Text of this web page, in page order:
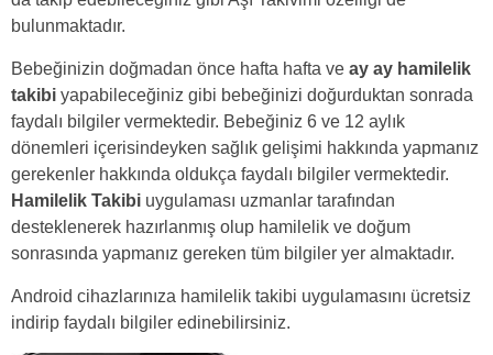
bulunmaktadır.
Bebeğinizin doğmadan önce hafta hafta ve ay ay hamilelik
takibi yapabileceğiniz gibi bebeğinizi doğurduktan sonrada
faydalı bilgiler vermektedir. Bebeğiniz 6 ve 12 aylık
dönemleri içerisindeyken sağlık gelişimi hakkında yapmanız
gerekenler hakkında oldukça faydalı bilgiler vermektedir.
Hamilelik Takibi uygulaması uzmanlar tarafından
desteklenerek hazırlanmış olup hamilelik ve doğum
sonrasında yapmanız gereken tüm bilgiler yer almaktadır.
Android cihazlarınıza hamilelik takibi uygulamasını ücretsiz
indirip faydalı bilgiler edinebilirsiniz.